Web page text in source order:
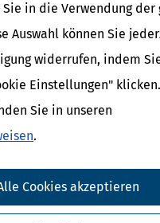
in die Verwendung der
Auswahl können Sie
widerrufen, indem
Einstellungen"
Sie in unseren
.
Cookies akzeptieren
vor gefälschten
]
Die Finanzämter warnen vor
Mails. Die
Außenprüfung an, locken oft